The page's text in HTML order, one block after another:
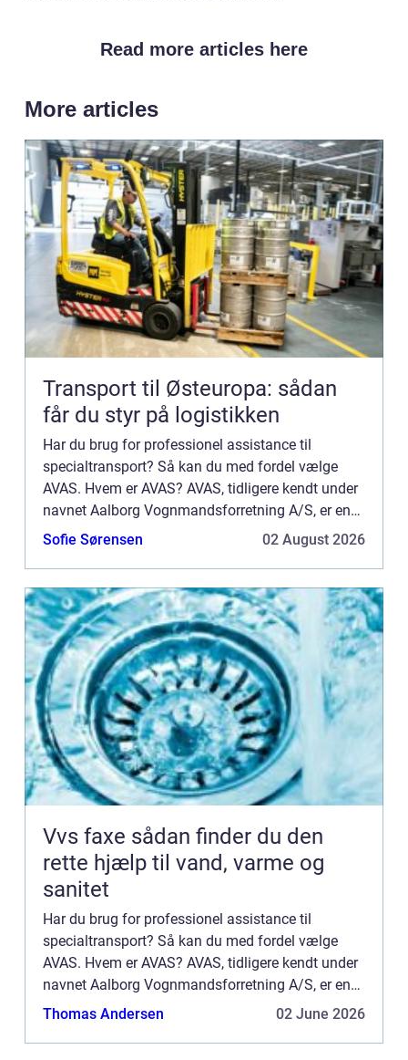
Read more articles here
More articles
Transport til Østeuropa: sådan
får du styr på logistikken
Har du brug for professionel assistance til
specialtransport? Så kan du med fordel vælge
AVAS. Hvem er AVAS? AVAS, tidligere kendt under
navnet Aalborg Vognmandsforretning A/S, er en
transport virksomhed med base i det nordjyske.
Sofie Sørensen 02 August 2026
Vvs faxe sådan finder du den
rette hjælp til vand, varme og
sanitet
Har du brug for professionel assistance til
specialtransport? Så kan du med fordel vælge
AVAS. Hvem er AVAS? AVAS, tidligere kendt under
navnet Aalborg Vognmandsforretning A/S, er en
transport virksomhed med base i det nordjyske.
Thomas Andersen 02 June 2026